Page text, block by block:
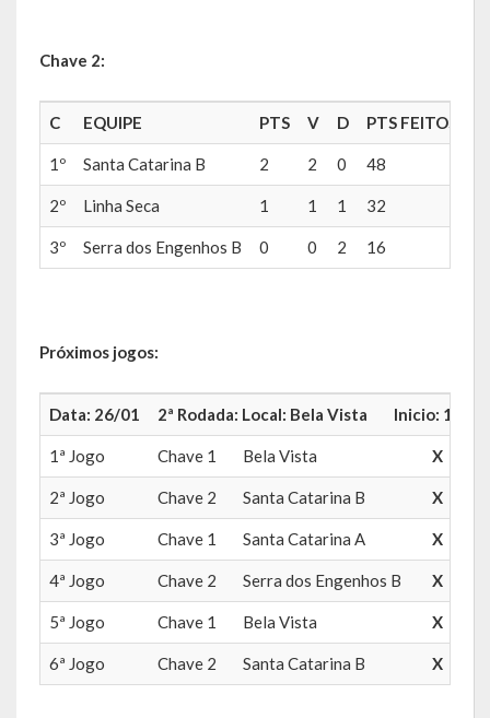
Orçamento Anual
Legislação
Portarias | Atos Administrativos
Aluno | Discente
Saneamento Básico
Gestão Fiscal
RPPS – Regime Próprio de Previdência do Servidor
RREO
Parecer Prévio TCE
Prestação de Contas
Editais de Licitações (2014-2024)
Acesso à Informação
Chave 2:
C EQUIPE PTS V D PTS FEITOS
1º Santa Catarina B 2 2 0 48
2º Linha Seca 1 1 1 32
3º Serra dos Engenhos B 0 0 2 16
Próximos jogos:
Data: 26/01 2ª Rodada: Local: Bela Vista Inicio: 19hs
1ª Jogo Chave 1 Bela Vista X
2ª Jogo Chave 2 Santa Catarina B X
3ª Jogo Chave 1 Santa Catarina A X
4ª Jogo Chave 2 Serra dos Engenhos B X
5ª Jogo Chave 1 Bela Vista X
6ª Jogo Chave 2 Santa Catarina B X